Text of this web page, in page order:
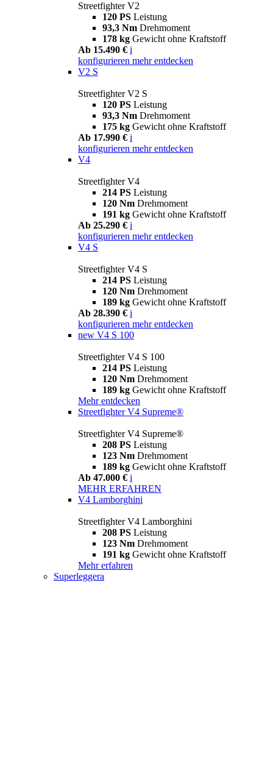
Streetfighter V2
120 PS Leistung
93,3 Nm Drehmoment
178 kg Gewicht ohne Kraftstoff
Ab 15.490 € i
konfigurieren mehr entdecken
V2 S
Streetfighter V2 S
120 PS Leistung
93,3 Nm Drehmoment
175 kg Gewicht ohne Kraftstoff
Ab 17.990 € i
konfigurieren mehr entdecken
V4
Streetfighter V4
214 PS Leistung
120 Nm Drehmoment
191 kg Gewicht ohne Kraftstoff
Ab 25.290 € i
konfigurieren mehr entdecken
V4 S
Streetfighter V4 S
214 PS Leistung
120 Nm Drehmoment
189 kg Gewicht ohne Kraftstoff
Ab 28.390 € i
konfigurieren mehr entdecken
new V4 S 100
Streetfighter V4 S 100
214 PS Leistung
120 Nm Drehmoment
189 kg Gewicht ohne Kraftstoff
Mehr entdecken
Streetfighter V4 Supreme®
Streetfighter V4 Supreme®
208 PS Leistung
123 Nm Drehmoment
189 kg Gewicht ohne Kraftstoff
Ab 47.000 € i
MEHR ERFAHREN
V4 Lamborghini
Streetfighter V4 Lamborghini
208 PS Leistung
123 Nm Drehmoment
191 kg Gewicht ohne Kraftstoff
Mehr erfahren
Superleggera